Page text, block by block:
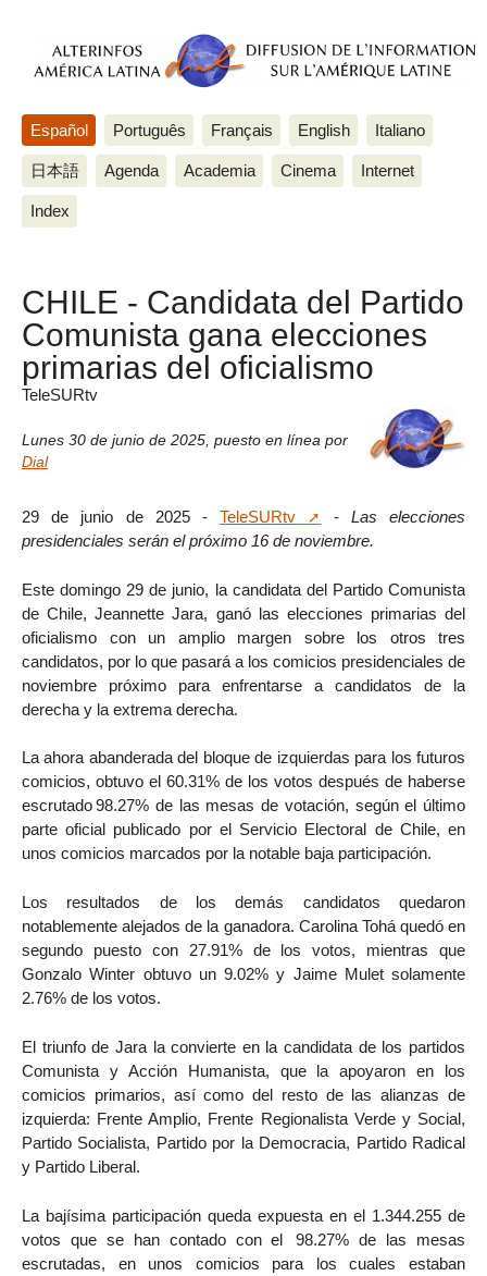
Español Português Français English Italiano
日本語 Agenda Academia Cinema Internet
Index
CHILE - Candidata del Partido
Comunista gana elecciones
primarias del oficialismo
TeleSURtv
Lunes 30 de junio de 2025 puesto en línea por
Dial
29 de junio de 2025 -TeleSURtv - Las elecciones
presidenciales serán el próximo 16 de noviembre.
Este domingo 29 de junio, la candidata del Partido Comunista
de Chile, Jeannette Jara, ganó las elecciones primarias del
oficialismo con un amplio margen sobre los otros tres
candidatos, por lo que pasará a los comicios presidenciales de
noviembre próximo para enfrentarse a candidatos de la
derecha y la extrema derecha.
La ahora abanderada del bloque de izquierdas para los futuros
comicios, obtuvo el 60.31% de los votos después de haberse
escrutado 98.27% de las mesas de votación, según el último
parte oficial publicado por el Servicio Electoral de Chile, en
unos comicios marcados por la notable baja participación.
Los resultados de los demás candidatos quedaron
notablemente alejados de la ganadora. Carolina Tohá quedó en
segundo puesto con 27.91% de los votos, mientras que
Gonzalo Winter obtuvo un 9.02% y Jaime Mulet solamente
2.76% de los votos.
El triunfo de Jara la convierte en la candidata de los partidos
Comunista y Acción Humanista, que la apoyaron en los
comicios primarios, así como del resto de las alianzas de
izquierda: Frente Amplio, Frente Regionalista Verde y Social,
Partido Socialista, Partido por la Democracia, Partido Radical
y Partido Liberal.
La bajísima participación queda expuesta en el 1.344.255 de
votos que se han contado con el 98.27% de las mesas
escrutadas, en unos comicios para los cuales estaban